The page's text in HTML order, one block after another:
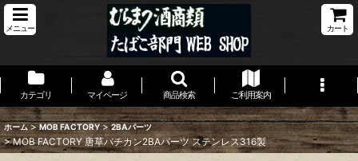
メニュー カート
カテゴリ マイページ 商品検索 ご利用案内
ホーム > MOB FACTORY > 2BAパーツ
> MOB FACTORY 唐草バチカン2BAパーツ ステンレス316製